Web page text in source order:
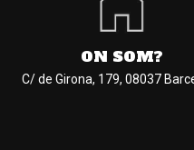
ON SOM?
C/ de Girona, 179, 08037